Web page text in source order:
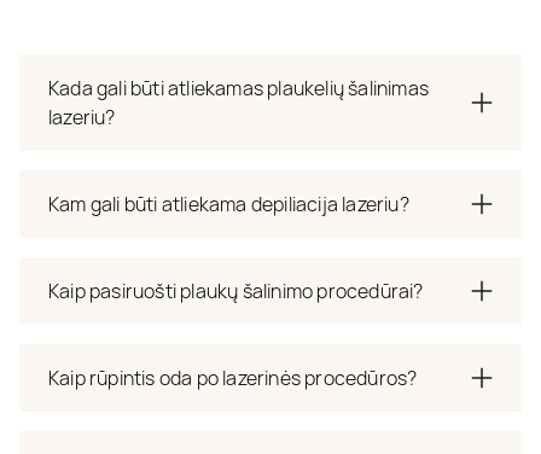
Kada gali būti atliekamas plaukelių šalinimas
lazeriu?
Kam gali būti atliekama depiliacija lazeriu?
Kaip pasiruošti plaukų šalinimo procedūrai?
Kaip rūpintis oda po lazerinės procedūros?